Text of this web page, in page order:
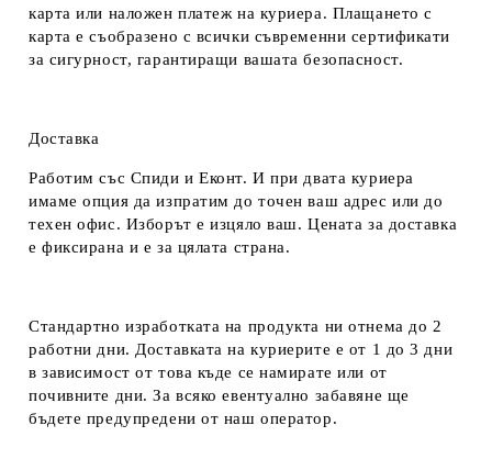
карта или наложен платеж на куриера. Плащането с
карта е съобразено с всички съвременни сертификати
за сигурност, гарантиращи вашата безопасност.
Доставка
Работим със Спиди и Еконт. И при двата куриера
имаме опция да изпратим до точен ваш адрес или до
техен офис. Изборът е изцяло ваш. Цената за доставка
е фиксирана и е за цялата страна.
Стандартно изработката на продукта ни отнема до 2
работни дни. Доставката на куриерите е от 1 до 3 дни
в зависимост от това къде се намирате или от
почивните дни. За всяко евентуално забавяне ще
бъдете предупредени от наш оператор.